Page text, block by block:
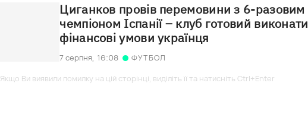
Циганков провів перемовини з 6-разовим
чемпіоном Іспанії – клуб готовий виконати
фінансові умови українця
7 серпня, 16:08
ФУТБОЛ
Якщо Ви виявили помилку на цій сторінці, виділіть її та натисніть Ctrl+Enter